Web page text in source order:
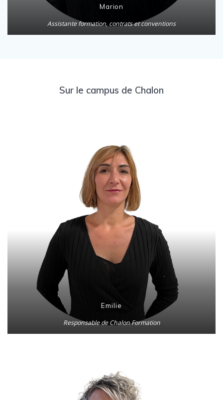
Marion
Assistante formation, contrats et conventions
Sur le campus de Chalon
Emilie
Responsable de Chalon Formation